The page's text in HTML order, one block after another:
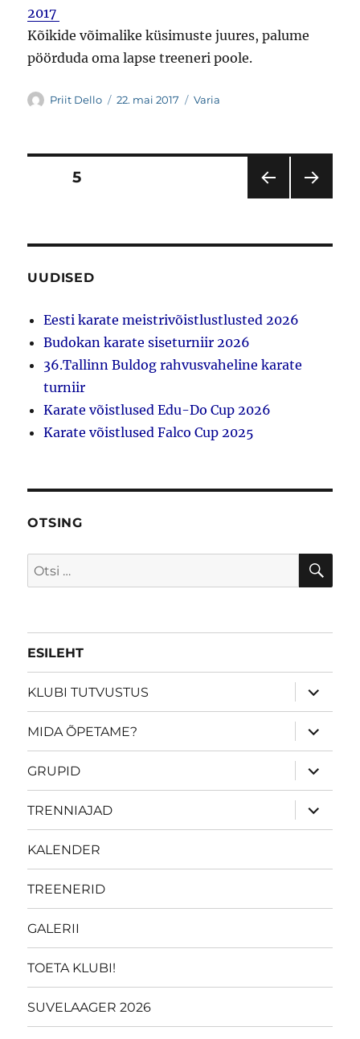
2017
Kõikide võimalike küsimuste juures, palume
pöörduda oma lapse treeneri poole.
Autor
Priit Dello Postitatud
22. mai 2017 Rubriigid
Varia
Postituste
LEHT5
LK
UUDISED
Eesti karate meistrivõistlustlusted 2026
Budokan karate siseturniir 2026
36.Tallinn Buldog rahvusvaheline karate
turniir
Karate võistlused Edu-Do Cup 2026
Karate võistlused Falco Cup 2025
OTSING
Otsi:
ESILEHT
KLUBI TUTVUSTUS
laienda
MIDA ÕPETAME?
laienda
GRUPID
laienda
TRENNIAJAD
laienda
KALENDER
TREENERID
GALERII
TOETA KLUBI!
SUVELAAGER 2026